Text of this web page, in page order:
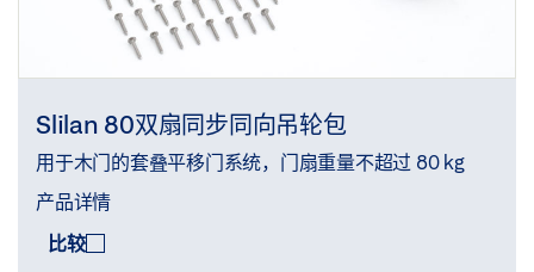
Slilan 80双扇同步同向吊轮包
用于木门的套叠平移门系统，门扇重量不超过 80 kg
产品详情
比较